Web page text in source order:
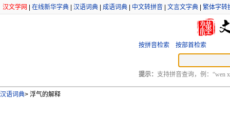
汉文学网 在线新华字典 汉语词典 成语词典 中文转拼音 文言文字典 繁体字转
按拼音检索 按部首检索
提示： 支持拼音查询，例：“wen
汉语词典> 浮气的解释